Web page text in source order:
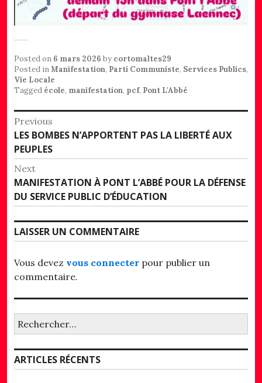
Posted on 6 mars 2026 by cortomaltes29
Posted inManifestation, Parti Communiste, Services Publics,
Vie Locale
Tagged école, manifestation, pcf, Pont L'Abbé
Navigation
de
l’article
Previous
Previous
post:
LES BOMBES N’APPORTENT PAS LA LIBERTÉ AUX
PEUPLES
Next
Next
post:
MANIFESTATION À PONT L’ABBÉ POUR LA DÉFENSE
DU SERVICE PUBLIC D’ÉDUCATION
LAISSER UN COMMENTAIRE
Vous devez vous connecter pour publier un
commentaire.
ARTICLES RÉCENTS